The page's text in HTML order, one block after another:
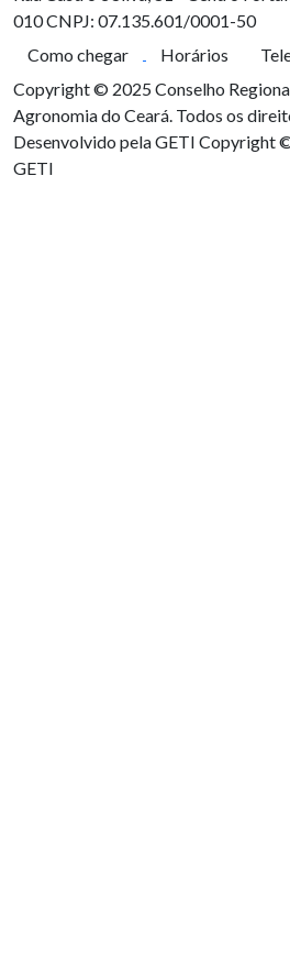
010CNPJ: 07.135.601/0001-50
Como chegar
Horários
Copyright © 2025 Conselho
Agronomia do Ceará. Todos os
Desenvolvido pela GETI Copyright
GETI